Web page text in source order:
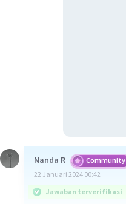
Nanda R Community
22 Januari 2024 00:42
Jawaban terverifikasi